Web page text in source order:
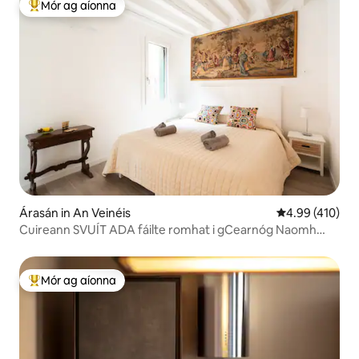
An-mhór ag aíonna
Mór ag aíonna
Árasán in An Veinéis Meánrátáil
4.99 (410)
Cuireann SVUÍT ADA fáilte romhat i gCearnóg Naomh
An-mhór ag aíonna
Mór ag aíonna